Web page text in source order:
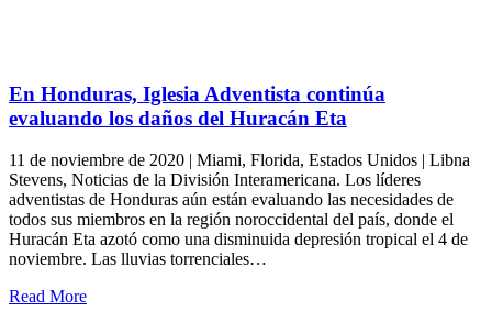
En Honduras, Iglesia Adventista continúa
evaluando los daños del Huracán Eta
11 de noviembre de 2020 | Miami, Florida, Estados Unidos | Libna
Stevens, Noticias de la División Interamericana. Los líderes
adventistas de Honduras aún están evaluando las necesidades de
todos sus miembros en la región noroccidental del país, donde el
Huracán Eta azotó como una disminuida depresión tropical el 4 de
noviembre. Las lluvias torrenciales…
Read More